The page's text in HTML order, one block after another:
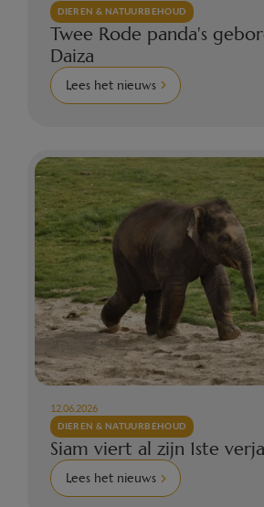
DIEREN & NATUURBEHOUD
Twee Rode panda's
Daiza
Lees het nieuws
12.06.2026
DIEREN & NATUURBEHOUD
Siam viert al zijn 1ste
Lees het nieuws